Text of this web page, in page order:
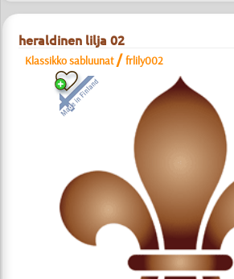
heraldinen lilja 02
Klassikko sabluunat /frlily002